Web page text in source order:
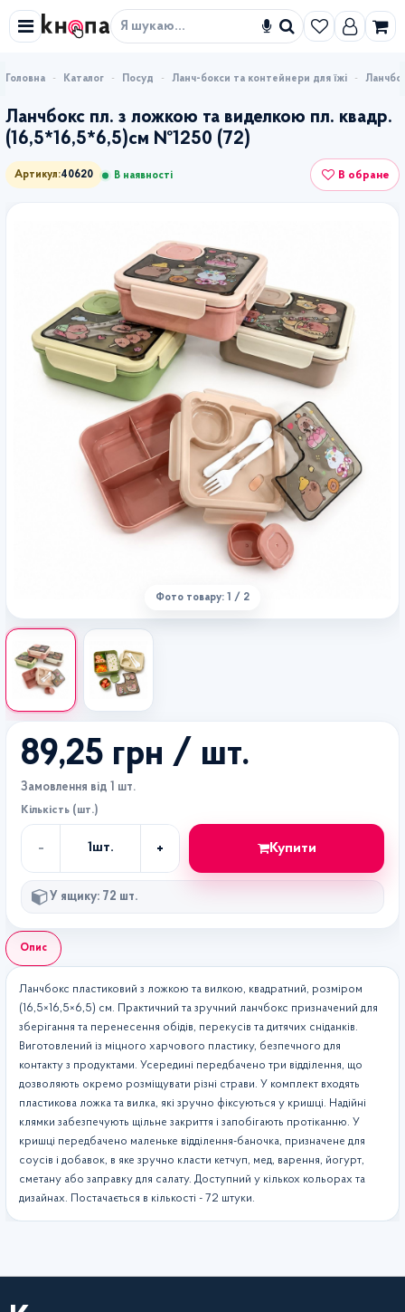
Знайти
Каталог Посуд Ланч-бокси та контейнери для їжі
Ланчбокс пл. з ложкою та виделкою пл. квадр.
(16,5*16,5*6,5)см №1250 (72)
Артикул:40620 В наявності В обране
Фото товару: 1 / 2
Опис
Ланчбокс пластиковий з ложкою та вилкою, квадратний, розміром
(16,5×16,5×6,5) см. Практичний та зручний ланчбокс призначений для
зберігання та перенесення обідів, перекусів та дитячих сніданків.
Виготовлений із міцного харчового пластику, безпечного для
контакту з продуктами. Усередині передбачено три відділення, що
дозволяють окремо розміщувати різні страви. У комплект входять
пластикова ложка та вилка, які зручно фіксуються у кришці. Надійні
клямки забезпечують щільне закриття і запобігають протіканню. У
кришці передбачено маленьке відділення-баночка, призначене для
соусів і добавок, в яке зручно класти кетчуп, мед, варення, йогурт,
сметану або заправку для салату. Доступний у кількох кольорах та
дизайнах. Постачається в кількості - 72 штуки.
89,25 грн / шт.
Замовлення від 1 шт.
Кількість (шт.)
- 1шт. + Купити
У ящику: 72 шт.